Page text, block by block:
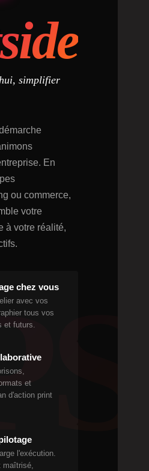
simplifier
En
ou commerce,
votre
à votre réalité,
chez vous
avec vos
tous vos
et futurs.
et
d'action print
l'exécution.
maîtrisé,